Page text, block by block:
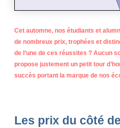
Cet automne, nos étudiants et
de nombreux prix, trophées et
de l’une de ces réussites ? Aucun
propose justement un petit tour
succès portant la marque de nos
Les prix du côté